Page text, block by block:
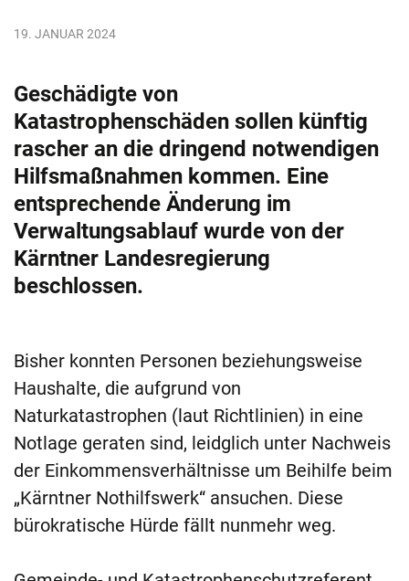
19. JANUAR 2024
Geschädigte von
Katastrophenschäden sollen künftig
rascher an die dringend notwendigen
Hilfsmaßnahmen kommen. Eine
entsprechende Änderung im
Verwaltungsablauf wurde von der
Kärntner Landesregierung
beschlossen.
Bisher konnten Personen beziehungsweise
Haushalte, die aufgrund von
Naturkatastrophen (laut Richtlinien) in eine
Notlage geraten sind, leidglich unter Nachweis
der Einkommensverhältnisse um Beihilfe beim
„Kärntner Nothilfswerk“ ansuchen. Diese
bürokratische Hürde fällt nunmehr weg.